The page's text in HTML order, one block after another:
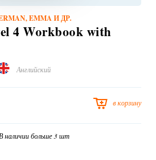
EMMA И ДР.
4 Workbook with
Английский
в корзину
В наличии больше 3 шт